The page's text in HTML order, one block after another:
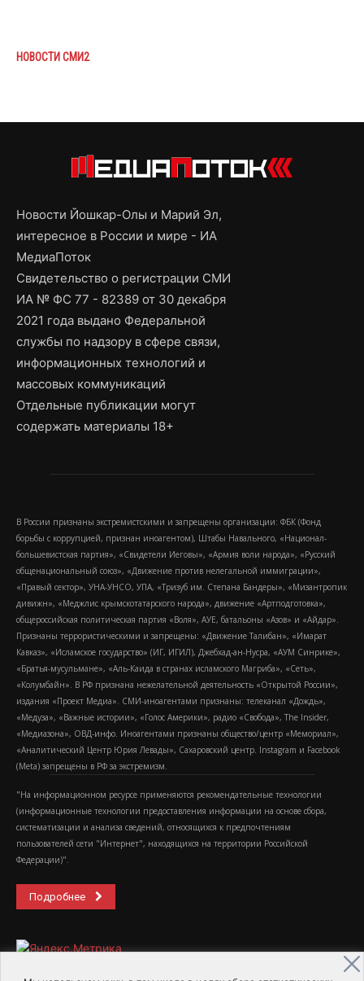
НОВОСТИ СМИ2
Новости Йошкар-Олы и Марий Эл,
интересное в России и мире - ИА
МедиаПоток
Свидетельство о регистрации СМИ
ИА № ФС 77 - 82389 от 30 декабря
2021 года выдано Федеральной
службы по надзору в сфере связи,
информационных технологий и
массовых коммуникаций
Отдельные публикации могут
содержать материалы 18+
В России признаны экстремистскими и запрещены организации: ФБК (Фонд
борьбы с коррупцией, признан иноагентом), Штабы Навального, «Национал-
большевистская партия», «Свидетели Иеговы», «Армия воли народа», «Русский
общенациональный союз», «Движение против нелегальной иммиграции»,
«Правый сектор», УНА-УНСО, УПА, «Тризуб им. Степана Бандеры», «Мизантропик
дивижн», «Меджлис крымскотатарского народа», движение «Артподготовка»,
общероссийская политическая партия «Воля», АУЕ, батальоны «Азов» и «Айдар».
Признаны террористическими и запрещены: «Движение Талибан», «Имарат
Кавказ», «Исламское государство» (ИГ, ИГИЛ), Джебхад-ан-Нусра, «АУМ Синрике»,
«Братья-мусульмане», «Аль-Каида в странах исламского Магриба», «Сеть»,
«Колумбайн». В РФ признана нежелательной деятельность «Открытой России»,
издания «Проект Медиа». СМИ-иноагентами признаны: телеканал «Дождь»,
«Медуза», «Важные истории», «Голос Америки», радио «Свобода», The Insider,
«Медиазона», ОВД-инфо. Иноагентами признаны общество/центр «Мемориал»,
«Аналитический Центр Юрия Левады», Сахаровский центр. Instagram и Facebook
(Metа) запрещены в РФ за экстремизм.
"На информационном ресурсе применяются рекомендательные технологии
(информационные технологии предоставления информации на основе сбора,
систематизации и анализа сведений, относящихся к предпочтениям
пользователей сети "Интернет", находящихся на территории Российской
Федерации)".
Подробнее